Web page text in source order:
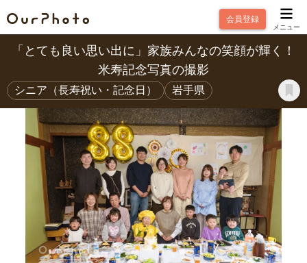
会員登録
メニュー
「とても良い思い出に」家族みんなの笑顔が輝く！
米寿記念写真の撮影
シニア（長寿祝い・記念日） 岩手県